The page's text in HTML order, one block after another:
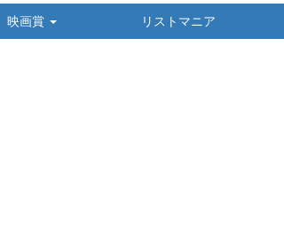
映画賞 リストマニア